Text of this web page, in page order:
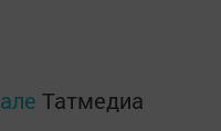
Татмедиа